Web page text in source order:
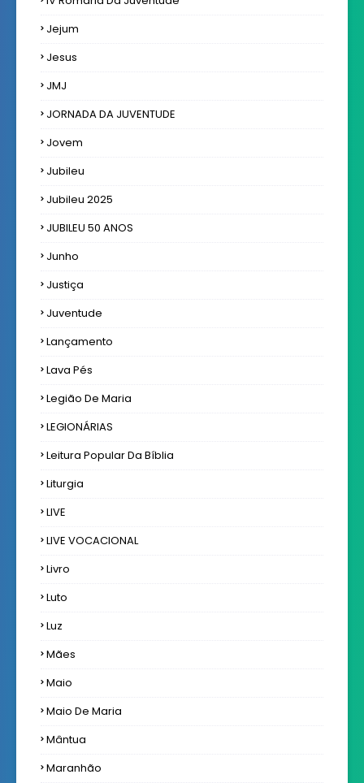
Jejum
Jesus
JMJ
JORNADA DA JUVENTUDE
Jovem
Jubileu
Jubileu 2025
JUBILEU 50 ANOS
Junho
Justiça
Juventude
Lançamento
Lava Pés
Legião De Maria
LEGIONÁRIAS
Leitura Popular Da Bíblia
Liturgia
LIVE
LIVE VOCACIONAL
Livro
Luto
Luz
Mães
Maio
Maio De Maria
Mântua
Maranhão